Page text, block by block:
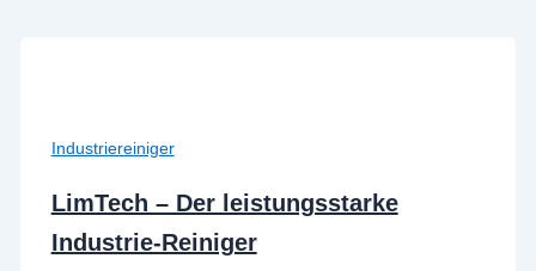
Industriereiniger
LimTech – Der leistungsstarke
Industrie-Reiniger